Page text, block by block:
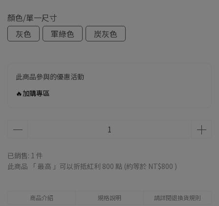
顏色/單一尺寸
灰色
軍綠色 炭灰色
此商品參與的優惠活動
🔥加購專區
已銷售: 1 件
此商品 「 最高 」可以折抵紅利 800 點 (約等於 NT$800 )
商品介紹 規格說明 請詳閱退換貨規則